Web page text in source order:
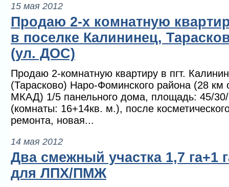
15 мая 2012
Продаю 2-х комнатную
в поселке Калининец,
(ул. ДОС)
Продаю 2-комнатную квартиру в пгт.
(Тарасково) Наро-Фоминского района (28 км
МКАД) 1/5 панельного дома, площадь: 45/
(комнаты: 16+14кв. м.), после
ремонта, новая...
14 мая 2012
Два смежный участка 1,7 га+1
для ЛПХ/ПМЖ